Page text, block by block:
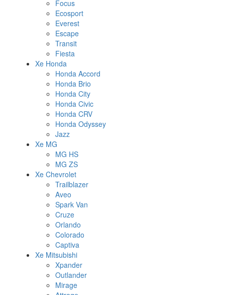
Focus
Ecosport
Everest
Escape
Transit
Fiesta
Xe Honda
Honda Accord
Honda Brio
Honda City
Honda Civic
Honda CRV
Honda Odyssey
Jazz
Xe MG
MG HS
MG ZS
Xe Chevrolet
Trailblazer
Aveo
Spark Van
Cruze
Orlando
Colorado
Captiva
Xe Mitsubishi
Xpander
Outlander
Mirage